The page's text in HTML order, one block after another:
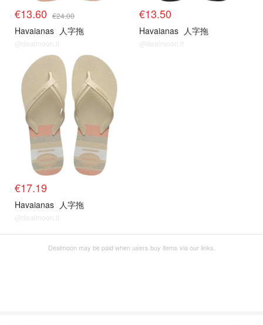
€13.60 €24.00
Havaianas 人字拖
@dealmoon.it
€13.50
Havaianas 人字拖
@dealmoon.it
€17.19
Havaianas 人字拖
@dealmoon.it
Dealmoon may be paid when users buy items via our links.